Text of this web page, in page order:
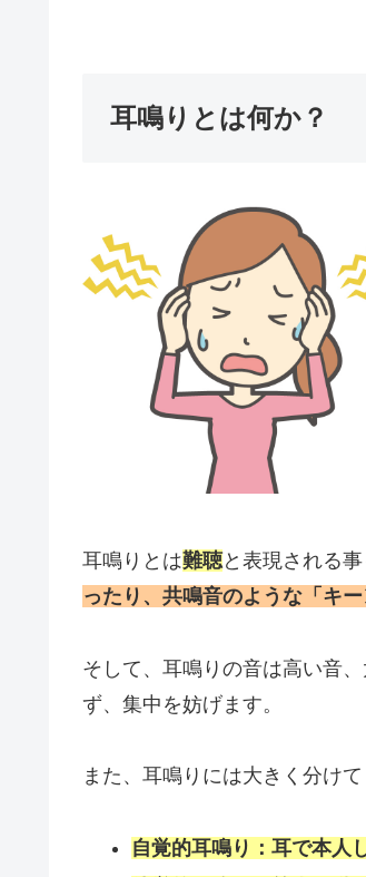
耳鳴りとは何か？
耳鳴りとは難聴と表現される
ったり、共鳴音のような「キ
そして、耳鳴りの音は高い音
ず、集中を妨げます。
また、耳鳴りには大きく分けて
自覚的耳鳴り：耳で本人